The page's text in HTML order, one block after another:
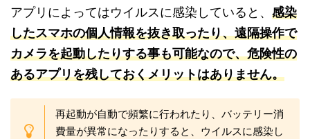
アプリによってはウイルスに感染していると、 感染
したスマホの個人情報を抜き取ったり、遠隔操作で
カメラを起動したりする事も可能なので、危険性の
あるアプリを残しておくメリットはありません。
再起動が自動で頻繁に行われたり、バッテリー消
費量が異常になったりすると、ウイルスに感染し